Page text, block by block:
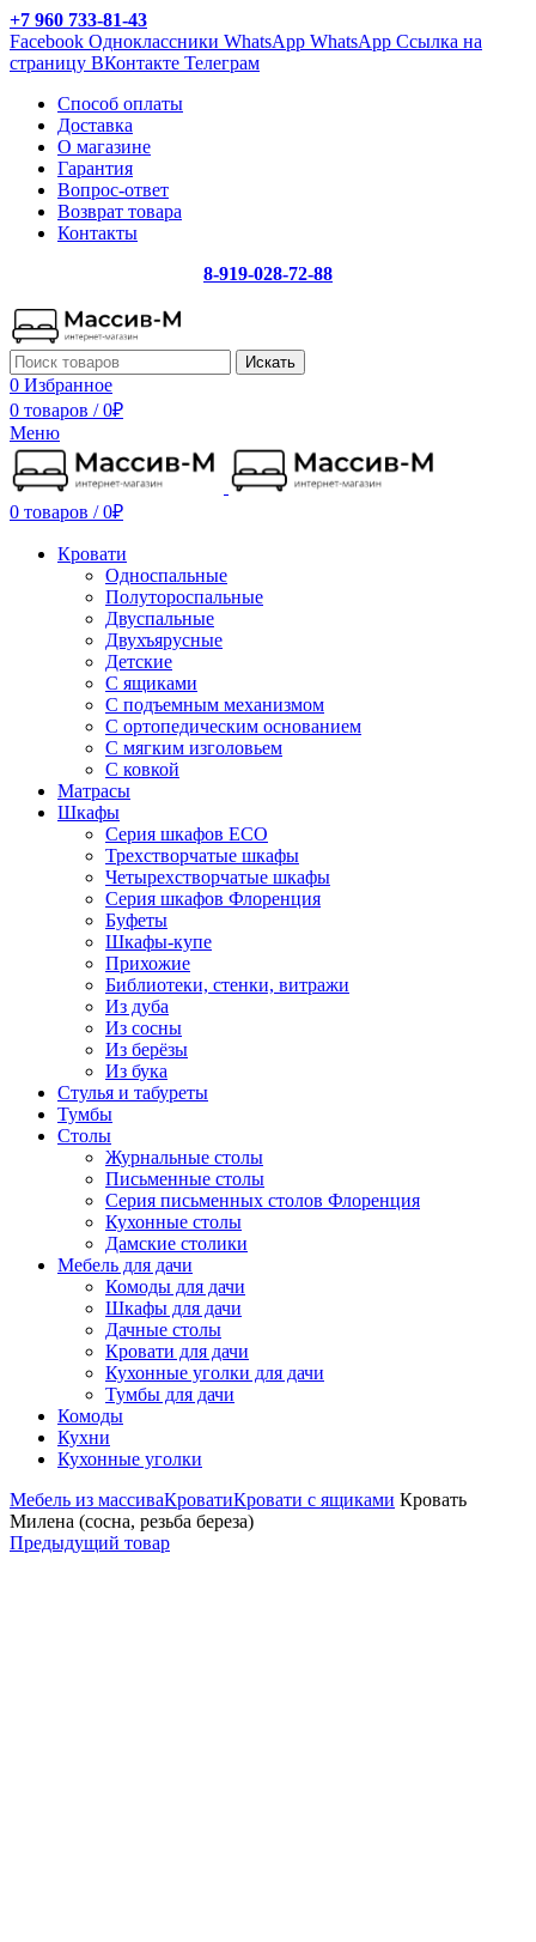
+7 960 733-81-43
Facebook Одноклассники WhatsApp WhatsApp Ссылка на
страницу ВКонтакте Телеграм
Способ оплаты
Доставка
О магазине
Гарантия
Вопрос-ответ
Возврат товара
Контакты
8-919-028-72-88
Искать
0 Избранное
0 товаров / 0₽
Меню
0 товаров / 0₽
Кровати
Односпальные
Полутороспальные
Двуспальные
Двухъярусные
Детские
С ящиками
С подъемным механизмом
С ортопедическим основанием
С мягким изголовьем
С ковкой
Матрасы
Шкафы
Серия шкафов ECO
Трехстворчатые шкафы
Четырехстворчатые шкафы
Серия шкафов Флоренция
Буфеты
Шкафы-купе
Прихожие
Библиотеки, стенки, витражи
Из дуба
Из сосны
Из берёзы
Из бука
Стулья и табуреты
Тумбы
Столы
Журнальные столы
Письменные столы
Серия письменных столов Флоренция
Кухонные столы
Дамские столики
Мебель для дачи
Комоды для дачи
Шкафы для дачи
Дачные столы
Кровати для дачи
Кухонные уголки для дачи
Тумбы для дачи
Комоды
Кухни
Кухонные уголки
Мебель из массиваКроватиКровати с ящиками Кровать
Милена (сосна, резьба береза)
Предыдущий товар